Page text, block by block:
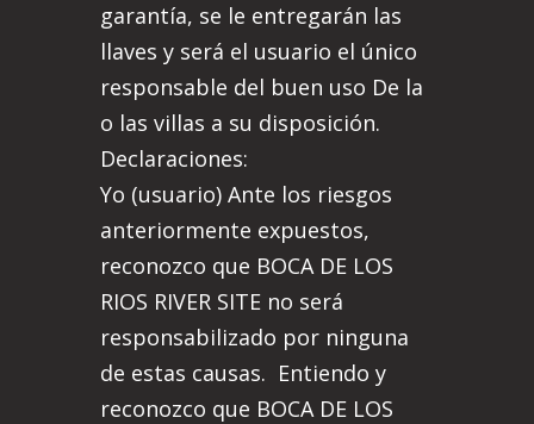
garantía, se le entregarán las
llaves y será el usuario el único
responsable del buen uso De la
o las villas a su disposición.
Declaraciones:
Yo (usuario) Ante los riesgos
anteriormente expuestos,
reconozco que BOCA DE LOS
RIOS RIVER SITE no será
responsabilizado por ninguna
de estas causas. Entiendo y
reconozco que BOCA DE LOS